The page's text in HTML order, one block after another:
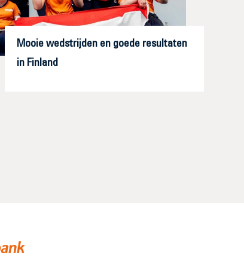
Mooie wedstrijden en goede resultaten
in Finland